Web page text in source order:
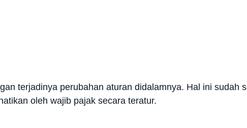
terjadinya perubahan aturan didalamnya. Hal ini sudah
oleh wajib pajak secara teratur.